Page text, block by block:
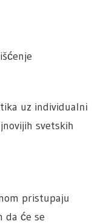
uz individualni
svetskih
pristupaju
da će se